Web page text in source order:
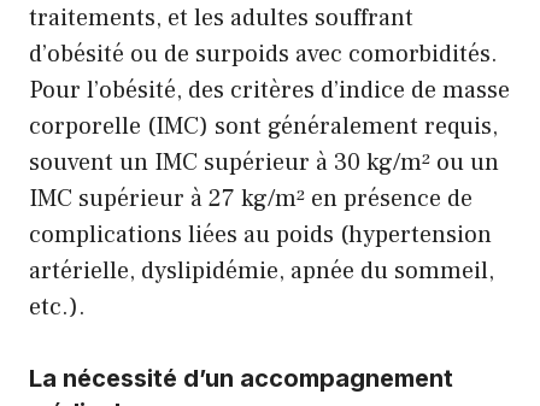
traitements, et les adultes souffrant
d’obésité ou de surpoids avec comorbidités.
Pour l’obésité, des critères d’indice de masse
corporelle (IMC) sont généralement requis,
souvent un IMC supérieur à 30 kg/m² ou un
IMC supérieur à 27 kg/m² en présence de
complications liées au poids (hypertension
artérielle, dyslipidémie, apnée du sommeil,
etc.).
La nécessité d’un accompagnement